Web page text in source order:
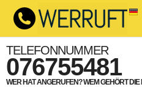
TELEFONNUMMER
076755481
WER HAT ANGERUFEN? WEM GEHÖRT